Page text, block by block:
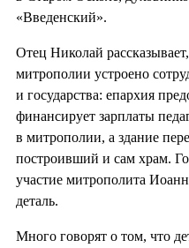
«Введенский».
Отец Николай
митрополии устроено
и государства: епархия
финансирует зарплаты
в митрополии, а здание
построивший и сам храм.
участие митрополита
деталь.
Много говорят о том, что